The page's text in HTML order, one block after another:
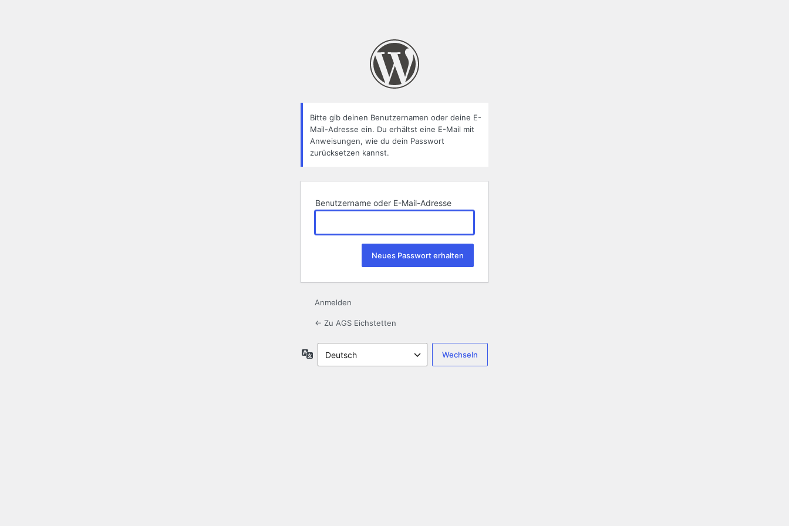
Bitte gib deinen Benutzernamen oder deine E-
Mail-Adresse ein. Du erhältst eine E-Mail mit
Anweisungen, wie du dein Passwort
zurücksetzen kannst.
Benutzername oder E-Mail-Adresse
Anmelden
← Zu AGS Eichstetten
Sprache